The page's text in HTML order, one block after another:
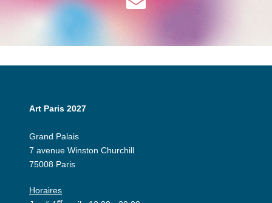
Art Paris 2027
Grand Palais
7 avenue Winston Churchill
75008 Paris
Horaires
er